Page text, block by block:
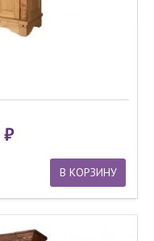
В КОРЗИНУ